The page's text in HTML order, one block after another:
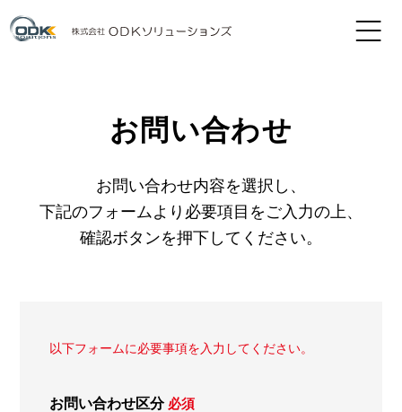
お問い合わせ
お問い合わせ内容を選択し、
下記のフォームより必要項目をご入力の上、
確認ボタンを押下してください。
以下フォームに必要事項を入力してください。
お問い合わせ区分 必須